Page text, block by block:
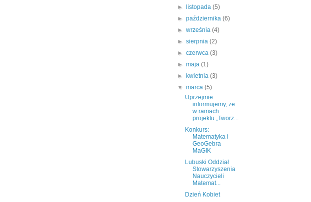
►
listopada(5)
►października(6)
►września(4)
►sierpnia(2)
►czerwca(3)
►maja(1)
►
kwietnia(3)
▼marca(5)
Uprzejmie
informujemy, że
w ramach
projektu „Tworz...
Konkurs:
Matematyka i
GeoGebra
MaGIK
Lubuski Oddział
Stowarzyszenia
Nauczycieli
Matemat...
Dzień Kobiet